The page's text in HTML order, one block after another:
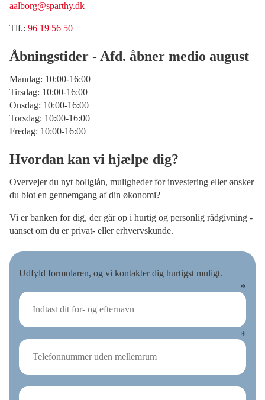
aalborg@sparthy.dk
Tlf.: 96 19 56 50
Åbningstider - Afd. åbner medio august
Mandag: 10:00-16:00
Tirsdag: 10:00-16:00
Onsdag: 10:00-16:00
Torsdag: 10:00-16:00
Fredag: 10:00-16:00
Hvordan kan vi hjælpe dig?
Overvejer du nyt boliglån, muligheder for investering eller ønsker
du blot en gennemgang af din økonomi?
Vi er banken for dig, der går op i hurtig og personlig rådgivning -
uanset om du er privat- eller erhvervskunde.
Udfyld formularen, og vi kontakter dig hurtigst muligt.